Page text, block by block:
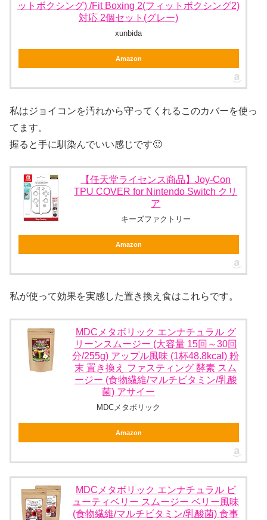
ットボクシング) /Fit Boxing 2(フィットボクシング2)
対応 2個セット(グレー)
xunbida
Amazon
私はジョイコンを汚れから守ってくれるこのカバーを使っ
てます。
握ると手に馴染んでいい感じです🙂
【任天堂ライセンス商品】Joy-Con
TPU COVER for Nintendo Switch クリ
ア
キーズファクトリー
Amazon
私が使って効果を実感した置き換え食はこれらです。
MDCメタボリック エンナチュラル グ
リーンスムージー (大容量 15回～30回
分/255g) アップル風味 (1杯48.8kcal) 粉
末 置き換え ファスティング 酵素 スム
ージー (食物繊維/マルチビタミン/乳酸
菌) アサイー
MDCメタボリック
Amazon
MDCメタボリック エンナチュラル ビ
ューティベリー スムージー ベリー風味
(食物繊維/マルチビタミン/乳酸菌) 食事